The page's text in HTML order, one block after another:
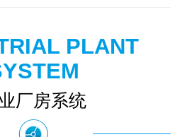
PLANT
厂房系统